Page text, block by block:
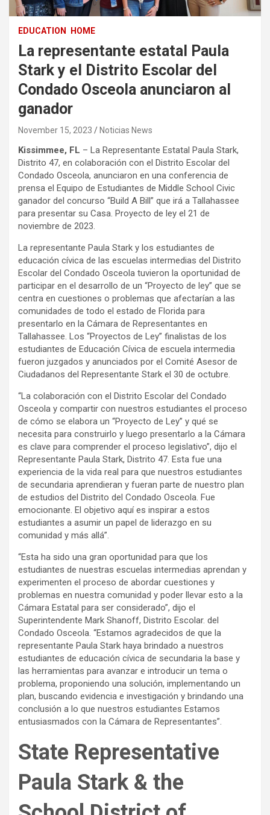
EDUCATION HOME
La representante estatal Paula
Stark y el Distrito Escolar del
Condado Osceola anunciaron al
ganador
November 15, 2023 Noticias News
Kissimmee, FL – La Representante Estatal Paula Stark,
Distrito 47, en colaboración con el Distrito Escolar del
Condado Osceola, anunciaron en una conferencia de
prensa el Equipo de Estudiantes de Middle School Civic
ganador del concurso “Build A Bill” que irá a Tallahassee
para presentar su Casa. Proyecto de ley el 21 de
noviembre de 2023.
La representante Paula Stark y los estudiantes de
educación cívica de las escuelas intermedias del Distrito
Escolar del Condado Osceola tuvieron la oportunidad de
participar en el desarrollo de un “Proyecto de ley” que se
centra en cuestiones o problemas que afectarían a las
comunidades de todo el estado de Florida para
presentarlo en la Cámara de Representantes en
Tallahassee. Los “Proyectos de Ley” finalistas de los
estudiantes de Educación Cívica de escuela intermedia
fueron juzgados y anunciados por el Comité Asesor de
Ciudadanos del Representante Stark el 30 de octubre.
“La colaboración con el Distrito Escolar del Condado
Osceola y compartir con nuestros estudiantes el proceso
de cómo se elabora un “Proyecto de Ley” y qué se
necesita para construirlo y luego presentarlo a la Cámara
es clave para comprender el proceso legislativo”, dijo el
Representante Paula Stark, Distrito 47. Esta fue una
experiencia de la vida real para que nuestros estudiantes
de secundaria aprendieran y fueran parte de nuestro plan
de estudios del Distrito del Condado Osceola. Fue
emocionante. El objetivo aquí es inspirar a estos
estudiantes a asumir un papel de liderazgo en su
comunidad y más allá”.
“Esta ha sido una gran oportunidad para que los
estudiantes de nuestras escuelas intermedias aprendan y
experimenten el proceso de abordar cuestiones y
problemas en nuestra comunidad y poder llevar esto a la
Cámara Estatal para ser considerado”, dijo el
Superintendente Mark Shanoff, Distrito Escolar. del
Condado Osceola. “Estamos agradecidos de que la
representante Paula Stark haya brindado a nuestros
estudiantes de educación cívica de secundaria la base y
las herramientas para avanzar e introducir un tema o
problema, proponiendo una solución, implementando un
plan, buscando evidencia e investigación y brindando una
conclusión a lo que nuestros estudiantes Estamos
entusiasmados con la Cámara de Representantes”.
State Representative
Paula Stark & the